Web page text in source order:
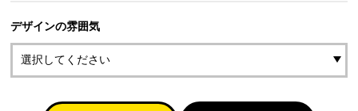
デザインの雰囲気